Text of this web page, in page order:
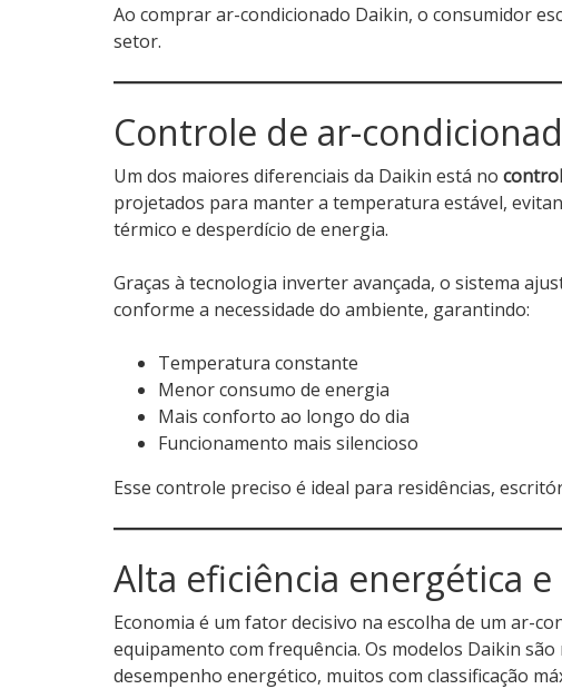
Ao comprar ar-condicionado Daikin, o consumidor
setor.
Controle de ar-
Um dos maiores diferenciais da Daikin está no
projetados para manter a temperatura estável,
térmico e desperdício de energia.
Graças à tecnologia inverter avançada, o sistema
conforme a necessidade do ambiente, garantindo:
Temperatura constante
Menor consumo de energia
Mais conforto ao longo do dia
Funcionamento mais silencioso
Esse controle preciso é ideal para residências,
Alta eficiência energética
Economia é um fator decisivo na escolha de um ar-
equipamento com frequência. Os modelos Daikin
desempenho energético, muitos com classificação